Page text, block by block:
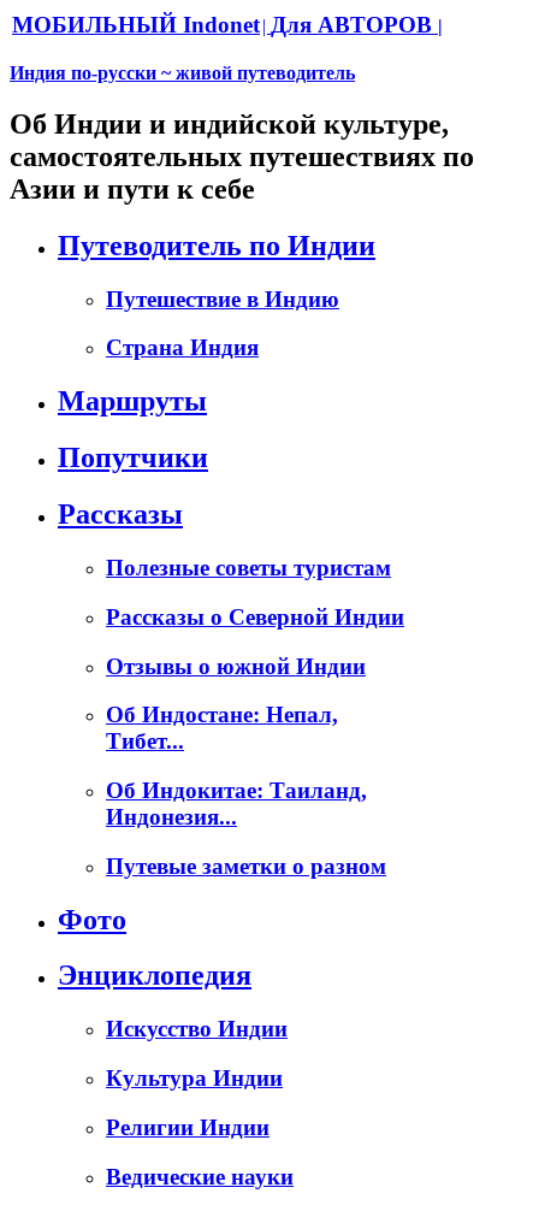
МОБИЛЬНЫЙ Indonet| Для АВТОРОВ |
Индия по-русски ~ живой путеводитель
Об Индии и индийской культуре,
самостоятельных путешествиях по
Азии и пути к себе
Путеводитель по Индии
Путешествие в Индию
Страна Индия
Маршруты
Попутчики
Рассказы
Полезные советы туристам
Рассказы о Северной Индии
Отзывы о южной Индии
Об Индостане: Непал,
Тибет...
Об Индокитае: Таиланд,
Индонезия...
Путевые заметки о разном
Фото
Энциклопедия
Искусство Индии
Культура Индии
Религии Индии
Ведические науки